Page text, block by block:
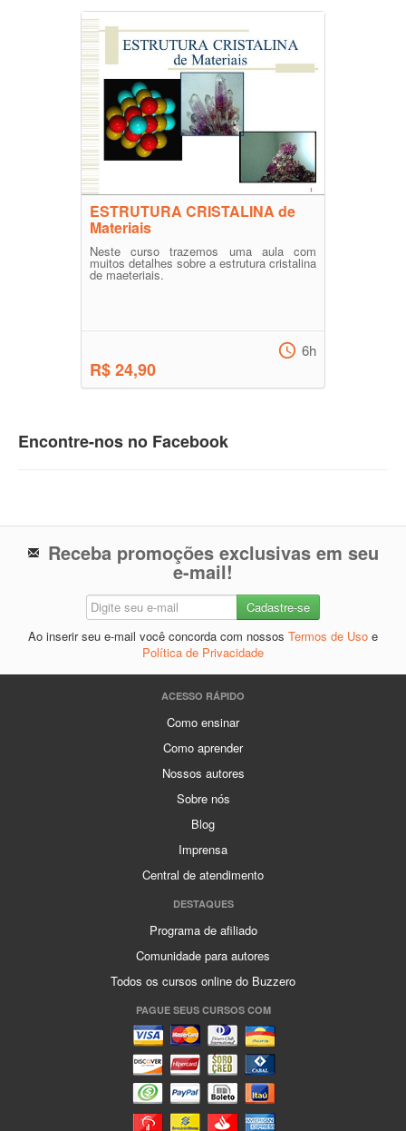
ESTRUTURA CRISTALINA de
Materiais
Neste curso trazemos uma aula com
muitos detalhes sobre a estrutura cristalina
de maeteriais.
R$ 24,90
6h
Encontre-nos no Facebook
Receba promoções exclusivas em seu
e-mail!
Ao inserir seu e-mail você concorda com nossos Termos de Uso e
Política de Privacidade
ACESSO RÁPIDO
Como ensinar
Como aprender
Nossos autores
Sobre nós
Blog
Imprensa
Central de atendimento
DESTAQUES
Programa de afiliado
Comunidade para autores
Todos os cursos online do Buzzero
PAGUE SEUS CURSOS COM